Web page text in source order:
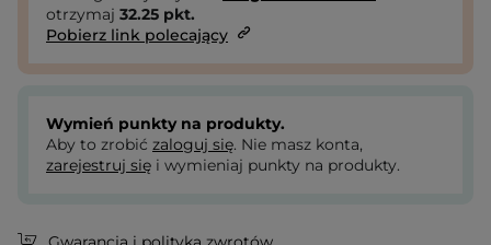
otrzymaj 32.25 pkt.
Pobierz link polecający
Wymień punkty na produkty.
Aby to zrobić zaloguj się. Nie masz konta,
zarejestruj się i wymieniaj punkty na produkty.